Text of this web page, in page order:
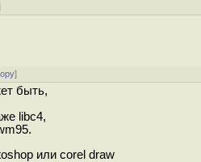
]
быть,
libc4,
или corel draw